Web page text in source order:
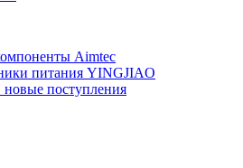
Aimtec
питания YINGJIAO
поступления